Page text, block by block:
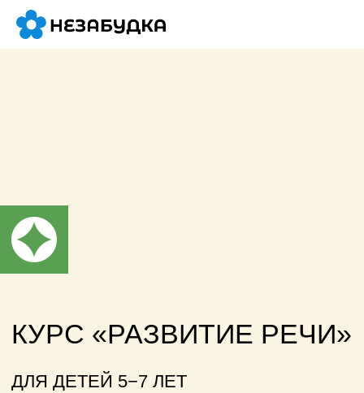
КУРС «РАЗВИТИЕ РЕЧИ»
ДЛЯ ДЕТЕЙ 5−7 ЛЕТ
На этой программе мы активно
произношением, чувством языка и
умением грамотно формулировать